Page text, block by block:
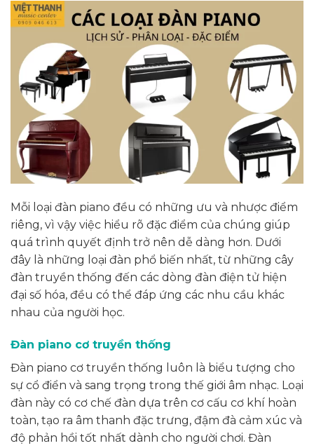
Mỗi loại đàn piano đều có những ưu và nhược điểm
riêng, vì vậy việc hiểu rõ đặc điểm của chúng giúp
quá trình quyết định trở nên dễ dàng hơn. Dưới
đây là những loại đàn phổ biến nhất, từ những cây
đàn truyền thống đến các dòng đàn điện tử hiện
đại số hóa, đều có thể đáp ứng các nhu cầu khác
nhau của người học.
Đàn piano cơ truyền thống
Đàn piano cơ truyền thống luôn là biểu tượng cho
sự cổ điển và sang trọng trong thế giới âm nhạc. Loại
đàn này có cơ chế đàn dựa trên cơ cấu cơ khí hoàn
toàn, tạo ra âm thanh đặc trưng, đậm đà cảm xúc và
độ phản hồi tốt nhất dành cho người chơi. Đàn